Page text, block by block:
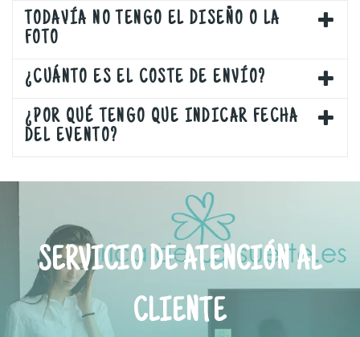
TODAVÍA NO TENGO EL DISEÑO O LA
FOTO
¿CUÁNTO ES EL COSTE DE ENVÍO?
¿POR QUÉ TENGO QUE INDICAR FECHA
DEL EVENTO?
SERVICIO DE ATENCIÓN AL
CLIENTE